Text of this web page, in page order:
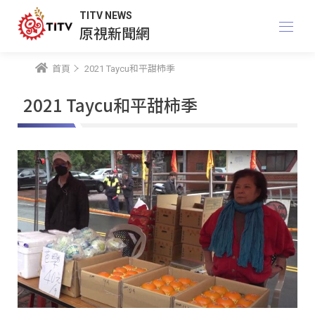
TITV NEWS
原視新聞網
首頁 2021 Taycu和平甜柿季
2021 Taycu和平甜柿季